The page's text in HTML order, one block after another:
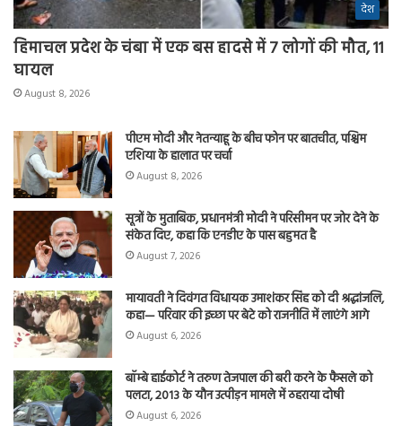
देश
हिमाचल प्रदेश के चंबा में एक बस हादसे में 7 लोगों की मौत, 11
घायल
August 8, 2026
पीएम मोदी और नेतन्याहू के बीच फोन पर बातचीत, पश्चिम
एशिया के हालात पर चर्चा
August 8, 2026
सूत्रों के मुताबिक, प्रधानमंत्री मोदी ने परिसीमन पर जोर देने के
संकेत दिए, कहा कि एनडीए के पास बहुमत है
August 7, 2026
मायावती ने दिवंगत विधायक उमाशंकर सिंह को दी श्रद्धांजलि,
कहा— परिवार की इच्छा पर बेटे को राजनीति में लाएंगे आगे
August 6, 2026
बॉम्बे हाईकोर्ट ने तरुण तेजपाल की बरी करने के फैसले को
पलटा, 2013 के यौन उत्पीड़न मामले में ठहराया दोषी
August 6, 2026